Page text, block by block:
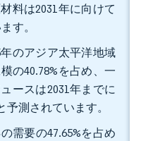
料は2031年に向けて
す。
のアジア太平洋地域
の40.78%を占め、一
ースは2031年までに
予測されています。
需要の47.65%を占め